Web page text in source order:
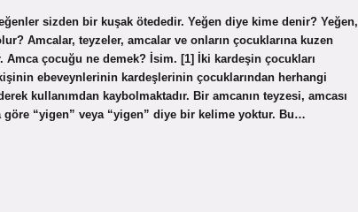
sizden bir kuşak ötededir. Yeğen diye kime denir? Yeğen,
Amcalar, teyzeler, amcalar ve onların çocuklarına kuzen
Amca çocuğu ne demek? İsim. [1] İki kardeşin çocukları
ebeveynlerinin kardeşlerinin çocuklarından herhangi
kullanımdan kaybolmaktadır. Bir amcanın teyzesi, amcası
“yigen” veya “yigen” diye bir kelime yoktur. Bu…